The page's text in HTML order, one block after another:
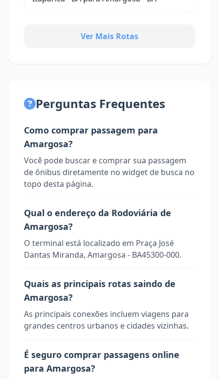
Ver Mais Rotas
Perguntas Frequentes
Como comprar passagem para
Amargosa?
Você pode buscar e comprar sua passagem
de ônibus diretamente no widget de busca no
topo desta página.
Qual o endereço da Rodoviária de
Amargosa?
O terminal está localizado em Praça José
Dantas Miranda, Amargosa - BA45300-000.
Quais as principais rotas saindo de
Amargosa?
As principais conexões incluem viagens para
grandes centros urbanos e cidades vizinhas.
É seguro comprar passagens online
para Amargosa?